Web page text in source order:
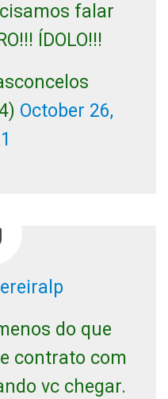
falar
ÍDOLO!!!
October 26,
do que
contrato com
vc chegar.